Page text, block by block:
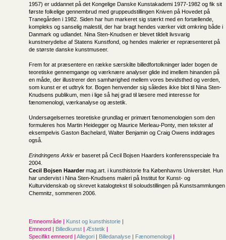
1957) er uddannet på det Kongelige Danske Kunstakademi 1977-1982 og fik sit
første folkelige gennembrud med gruppeudstillingen Kniven på Hovedet på
Tranegården i 1982. Siden har hun markeret sig stærkt med en fortællende,
kompleks og sanselig malestil, der har bragt hendes værker vidt omkring både i
Danmark og udlandet. Nina Sten-Knudsen er blevet tildelt livsvarig
kunstnerydelse af Statens Kunstfond, og hendes malerier er repræsenteret på
de største danske kunstmuseer.
Frem for at præsentere en række særskilte billedfortolkninger lader bogen de
teoretiske gennemgange og værknære analyser glide ind imellem hinanden på
en måde, der illustrerer den samhørighed mellem vores bevidsthed og verden,
som kunst er et udtryk for. Bogen henvender sig således ikke blot til Nina Sten-
Knudsens publikum, men i lige så høj grad til læsere med interesse for
fænomenologi, værkanalyse og æstetik.
Undersøgelsernes teoretiske grundlag er primært fænomenologien som den
formuleres hos Martin Heidegger og Maurice Merleau-Ponty, men tekster af
eksempelvis Gaston Bachelard, Walter Benjamin og Craig Owens inddrages
også.
Erindringens Arkiv er baseret på Cecil Bojsen Haarders konferensspeciale fra
2004.
Cecil Bojsen Haardermag.art. i kunsthistorie fra Københavns Universitet. Hun
har undervist i Nina Sten-Knudsens maleri på Institut for Kunst- og
Kulturvidenskab og skrevet katalogtekst til soloudstillingen på Kunstsammlungen
Chemnitz, sommeren 2006.
Emneområde | Kunst og kunsthistorie |
Emneord | Billedkunst | Æstetik |
Specifikt emneord | Allegori | Billedanalyse | Fænomenologi |